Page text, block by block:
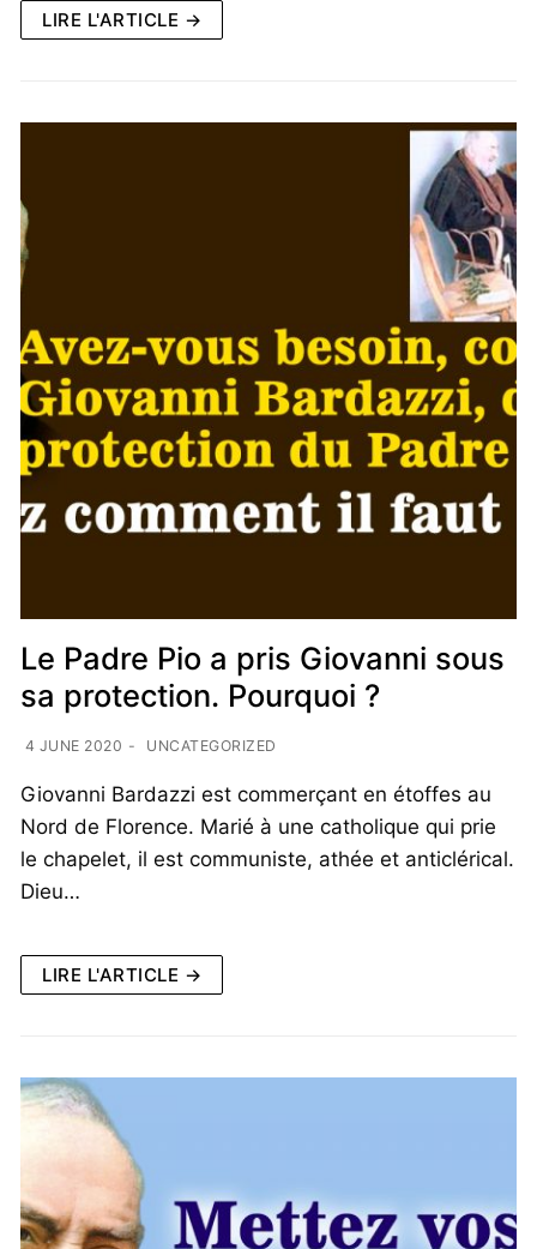
LIRE L'ARTICLE →
Le Padre Pio a pris Giovanni sous
sa protection. Pourquoi ?
4 JUNE 2020 - UNCATEGORIZED
Giovanni Bardazzi est commerçant en étoffes au
Nord de Florence. Marié à une catholique qui prie
le chapelet, il est communiste, athée et anticlérical.
Dieu…
LIRE L'ARTICLE →